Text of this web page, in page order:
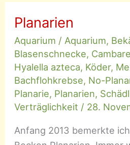
Planarien
Aquarium /Aquarium,
Blasenschnecke,
Hyalella azteca, Köder,
Bachflohkrebse, No-
Planarie, Planarien,
Verträglichkeit / 28.
Anfang 2013 bemerkte